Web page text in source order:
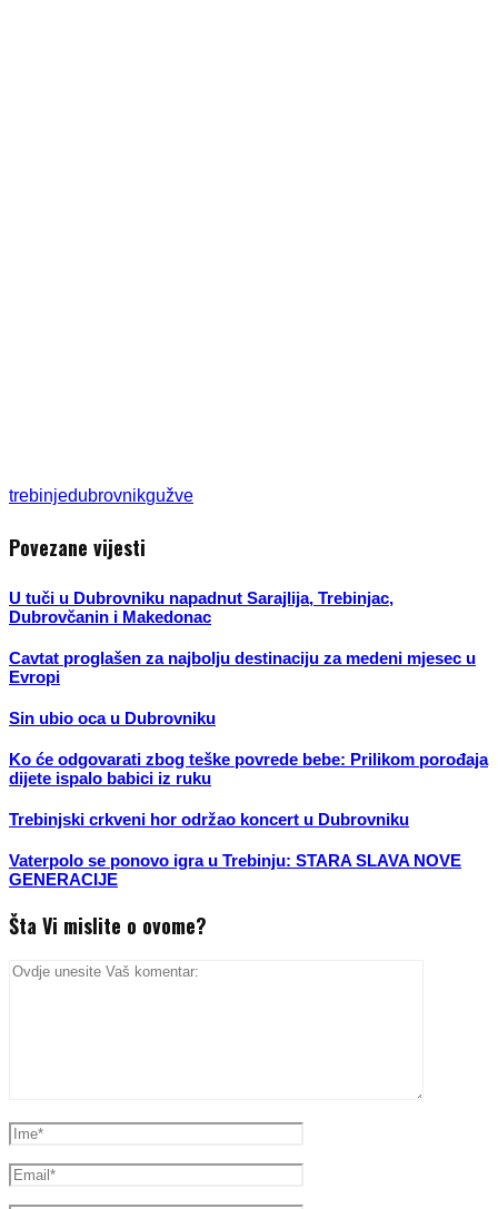
trebinjedubrovnikgužve
Povezane vijesti
U tuči u Dubrovniku napadnut Sarajlija, Trebinjac,
Dubrovčanin i Makedonac
Cavtat proglašen za najbolju destinaciju za medeni mjesec u
Evropi
Sin ubio oca u Dubrovniku
Ko će odgovarati zbog teške povrede bebe: Prilikom porođaja
dijete ispalo babici iz ruku
Trebinjski crkveni hor održao koncert u Dubrovniku
Vaterpolo se ponovo igra u Trebinju: STARA SLAVA NOVE
GENERACIJE
Šta Vi mislite o ovome?